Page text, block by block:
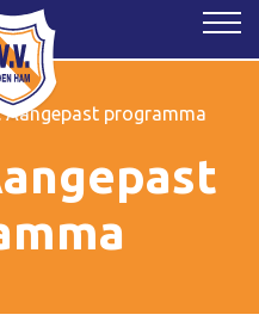
Aangepast programma